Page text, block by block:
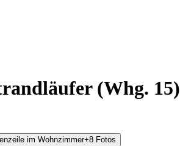
(Whg. 15)
+8 Fotos